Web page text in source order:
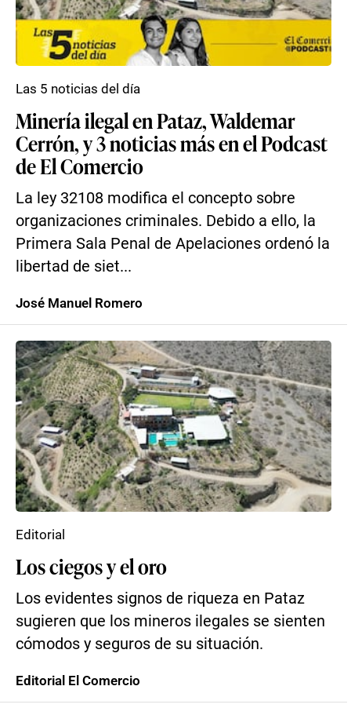
Minería ilegal en Pataz, Waldemar
Cerrón, y 3 noticias más en el Podcast
de El Comercio
La ley 32108 modifica el concepto sobre
organizaciones criminales. Debido a ello, la
Primera Sala Penal de Apelaciones ordenó la
libertad de siet...
Las 5 noticias del día
José Manuel Romero
Los ciegos y el oro
Los evidentes signos de riqueza en Pataz
sugieren que los mineros ilegales se sienten
cómodos y seguros de su situación.
Editorial
Editorial El Comercio